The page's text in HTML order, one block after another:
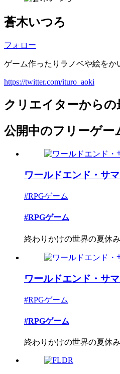
蒼木いつろ
フォロー
ゲーム作ったりラノベや絵をか
https://twitter.com/ituro_aoki
クリエイターからの
公開中のフリーゲー
ワールドエンド・サ
#RPGゲーム
#RPGゲーム
終わりかけの世界の夏休
ワールドエンド・サ
#RPGゲーム
#RPGゲーム
終わりかけの世界の夏休